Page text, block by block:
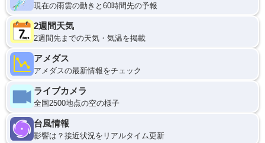
現在の雨雲の動きと60時間先の予報
2週間天気
2週間先までの天気・気温を掲載
アメダス
アメダスの最新情報をチェック
ライブカメラ
全国2500地点の空の様子
台風情報
影響は？接近状況をリアルタイム更新